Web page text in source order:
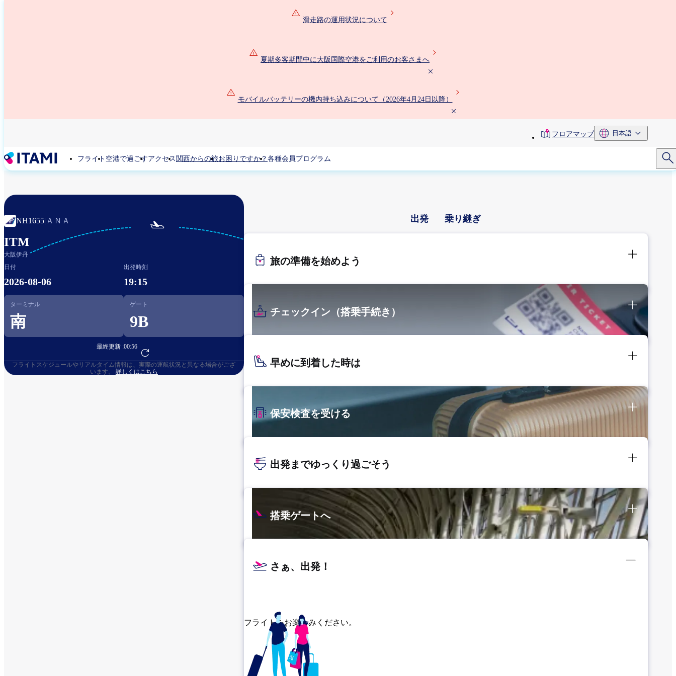
滑走路の運用状況について
夏期多客期間中に大阪国際空港をご利用のお客さまへ
モバイルバッテリーの機内持ち込みについて（2026年4月24日以降）
toolbarフロアマップ 日本語
フライト 空港で過ごすアクセス 関西からの旅お困りですか？ 各種会員プログラム
NH1655| ＡＮＡ
ITM
大阪伊丹

秋田
日付
2026-08-06
出発時刻
19:15
ターミナル
南
ゲート
9B
最終更新 :00:56
フライト予約へ
フライトスケジュールやリアルタイム情報は、実際の運航状況と異なる場合がござ
います。 詳しくはこちら
出発 乗り継ぎ
旅の準備を始めよう
チェックイン（搭乗手続き）
早めに到着した時は
保安検査を受ける
出発までゆっくり過ごそう
搭乗ゲートへ
さぁ、出発！
フライトをお楽しみください。